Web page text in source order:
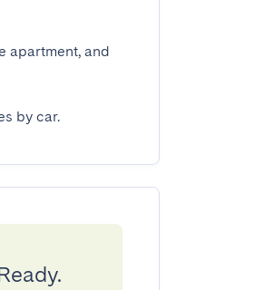
apartment, and
by car.